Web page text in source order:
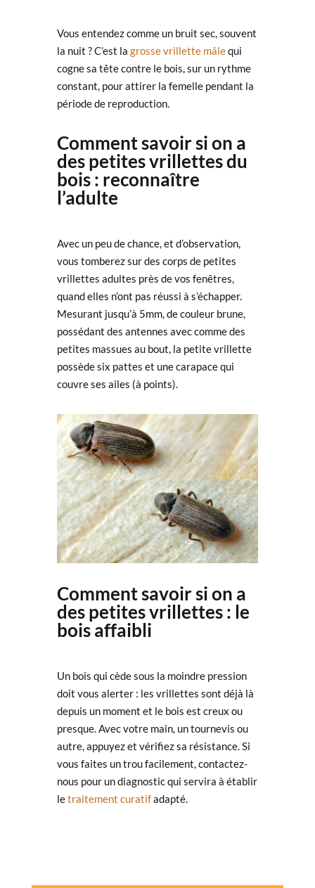
Vous entendez comme un bruit sec, souvent
la nuit ? C’est la grosse vrillette mâlequi
cogne sa tête contre le bois, sur un rythme
constant, pour attirer la femelle pendant la
période de reproduction.
Comment savoir si on a
des petites vrillettes du
bois : reconnaître
l’adulte
Avec un peu de chance, et d’observation,
vous tomberez sur des corps de petites
vrillettes adultes près de vos fenêtres,
quand elles n’ont pas réussi à s’échapper.
Mesurant jusqu’à 5mm, de couleur brune,
possédant des antennes avec comme des
petites massues au bout, la petite vrillette
possède six pattes et une carapace qui
couvre ses ailes (à points).
Comment savoir si on a
des petites vrillettes : le
bois affaibli
Un bois qui cède sous la moindre pression
doit vous alerter : les vrillettes sont déjà là
depuis un moment et le bois est creux ou
presque. Avec votre main, un tournevis ou
autre, appuyez et vérifiez sa résistance. Si
vous faites un trou facilement, contactez-
nous pour un diagnostic qui servira à établir
letraitement curatifadapté.